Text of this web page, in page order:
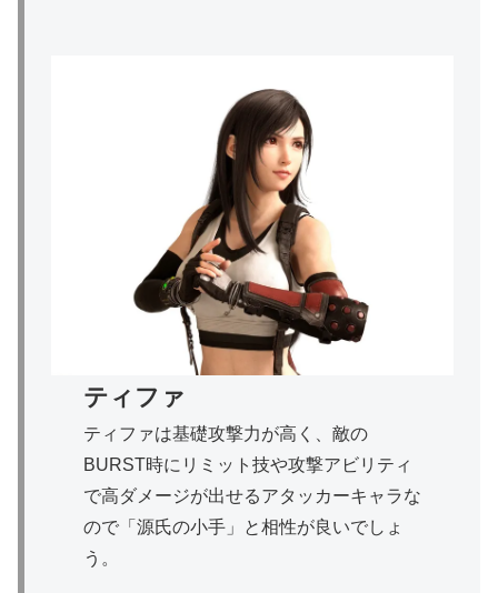
ティファ
ティファは基礎攻撃力が高く、敵の
BURST時にリミット技や攻撃アビリティ
で高ダメージが出せるアタッカーキャラな
ので「源氏の小手」と相性が良いでしょ
う。